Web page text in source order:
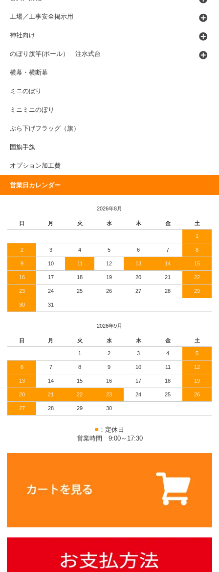
工場／工事安全掲示用
神社向け
のぼり旗竿(ポール） 注水式台
横幕・横断幕
ミニのぼり
ミニミニのぼり
ぶら下げフラッグ（旗）
国旗手旗
オプション加工費
営業日カレンダー
2026年8月
日 月 火 水 木 金 土
1
2 3 4 5 6 7 8
9 10 11 12 13 14 15
16 17 18 19 20 21 22
23 24 25 26 27 28 29
30 31
2026年9月
日 月 火 水 木 金 土
1 2 3 4 5
6 7 8 9 10 11 12
13 14 15 16 17 18 19
20 21 22 23 24 25 26
27 28 29 30
■ ：定休日
営業時間 9:00～17:30